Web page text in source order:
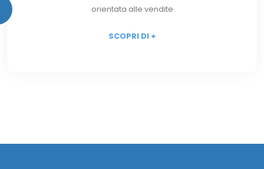
orientata alle vendite
SCOPRI DI +